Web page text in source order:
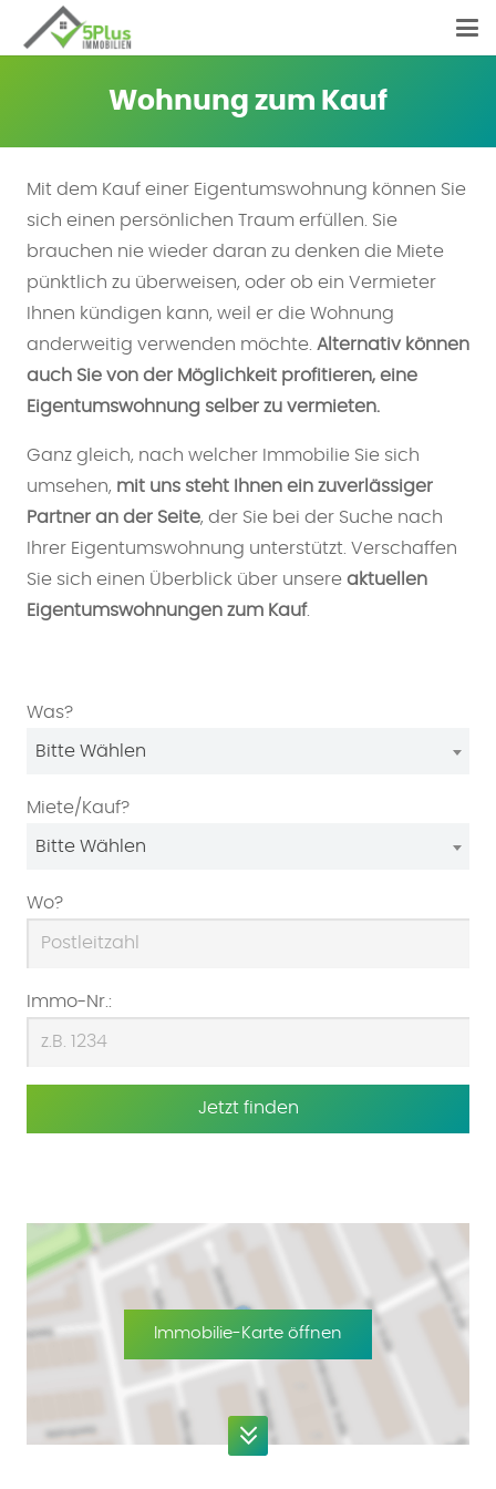
Wohnung zum Kauf
Mit dem Kauf einer Eigentumswohnung können Sie
sich einen persönlichen Traum erfüllen. Sie
brauchen nie wieder daran zu denken die Miete
pünktlich zu überweisen, oder ob ein Vermieter
Ihnen kündigen kann, weil er die Wohnung
anderweitig verwenden möchte. Alternativ können
auch Sie von der Möglichkeit profitieren, eine
Eigentumswohnung selber zu vermieten.
Ganz gleich, nach welcher Immobilie Sie sich
umsehen, mit uns steht Ihnen ein zuverlässiger
Partner an der Seite, der Sie bei der Suche nach
Ihrer Eigentumswohnung unterstützt. Verschaffen
Sie sich einen Überblick über unsere aktuellen
Eigentumswohnungen zum Kauf.
Was?
Bitte Wählen
Miete/Kauf?
Bitte Wählen
Wo?
Immo-Nr.:
Jetzt finden
Immobilie-Karte öffnen